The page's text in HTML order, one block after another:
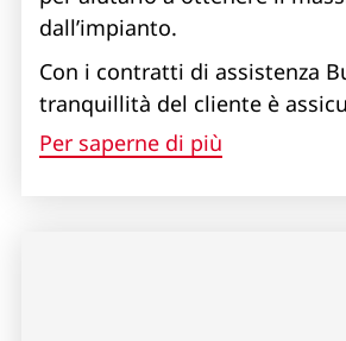
dall’impianto.
Con i contratti di assistenza
tranquillità del cliente è
Per saperne di più